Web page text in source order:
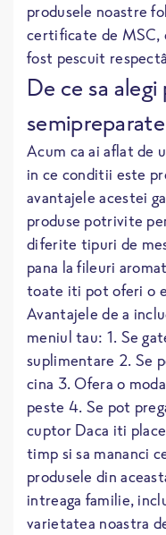
produsele noastre
certificate de MSC,
fost pescuit
De ce sa
Acum ca ai aflat de
in ce conditii este
avantajele acestei
produse potrivite
diferite tipuri de
pana la fileuri
toate iti pot oferi o
Avantajele de a
meniul tau: 1. Se
suplimentare 2. Se
cina 3. Ofera o
peste 4. Se pot
cuptor Daca iti
timp si sa mananci
produsele din
intreaga familie,
varietatea noastra